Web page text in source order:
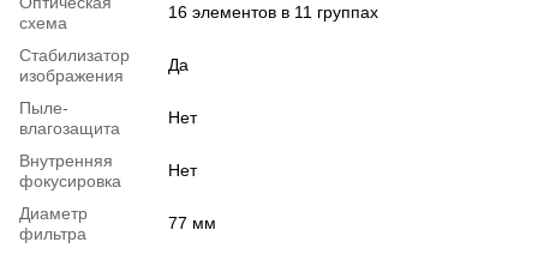
схема
16 элементов в 11 группах
Стабилизатор
изображения
Да
Пыле-
влагозащита
Нет
Внутренняя
фокусировка
Нет
Диаметр
фильтра
77 мм